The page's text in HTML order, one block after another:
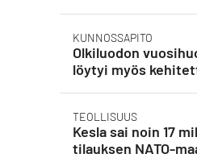
KUNNOSSAPITO
Olkiluodon
löytyi myös
TEOLLISUUS
Kesla sai noin 17
tilauksen NATO-